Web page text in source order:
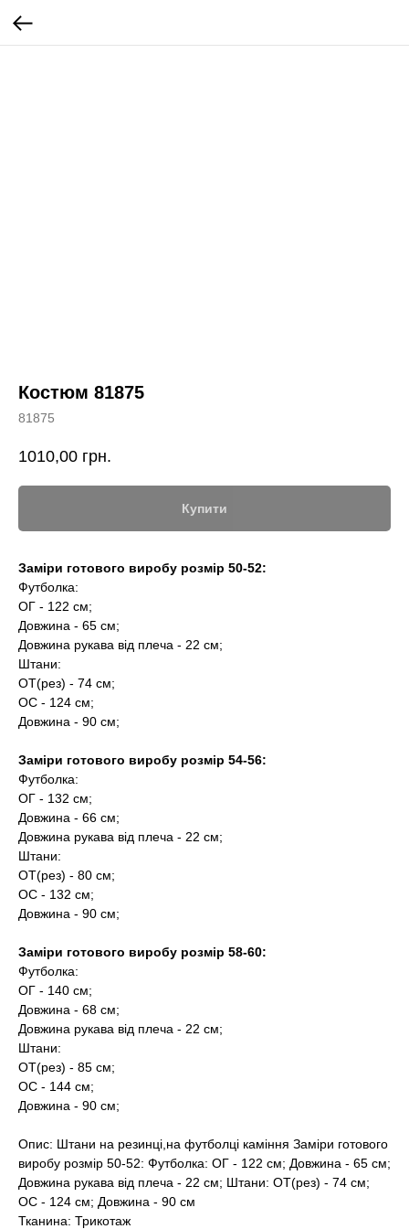
Костюм 81875
81875
1010,00 грн.
Купити
Заміри готового виробу розмір 50-52:
Футболка:
ОГ - 122 см;
Довжина - 65 см;
Довжина рукава від плеча - 22 см;
Штани:
ОТ(рез) - 74 см;
ОС - 124 см;
Довжина - 90 см;
Заміри готового виробу розмір 54-56:
Футболка:
ОГ - 132 см;
Довжина - 66 см;
Довжина рукава від плеча - 22 см;
Штани:
ОТ(рез) - 80 см;
ОС - 132 см;
Довжина - 90 см;
Заміри готового виробу розмір 58-60:
Футболка:
ОГ - 140 см;
Довжина - 68 см;
Довжина рукава від плеча - 22 см;
Штани:
ОТ(рез) - 85 см;
ОС - 144 см;
Довжина - 90 см;
Опис: Штани на резинці,на футболці каміння Заміри готового
виробу розмір 50-52: Футболка: ОГ - 122 см; Довжина - 65 см;
Довжина рукава від плеча - 22 см; Штани: ОТ(рез) - 74 см;
ОС - 124 см; Довжина - 90 см
Тканина: Трикотаж